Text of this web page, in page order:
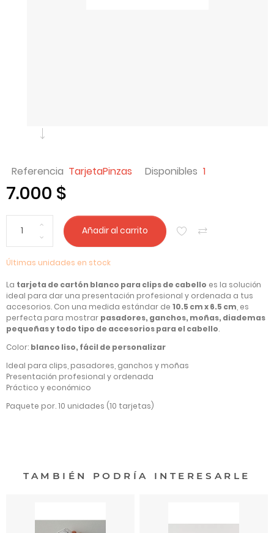
Referencia TarjetaPinzas Disponibles 1
7.000 $
Añadir al carrito
Últimas unidades en stock
La tarjeta de cartón blanco para clips de cabello es la solución
ideal para dar una presentación profesional y ordenada a tus
accesorios. Con una medida estándar de 10.5 cm x 6.5 cm , es
perfecta para mostrar pasadores, ganchos, moñas, diademas
pequeñas y todo tipo de accesorios para el cabello.
Color: blanco liso, fácil de personalizar
Ideal para clips, pasadores, ganchos y moñas
Presentación profesional y ordenada
Práctico y económico
Paquete por. 10 unidades (10 tarjetas)
TAMBIÉN PODRÍA INTERESARLE